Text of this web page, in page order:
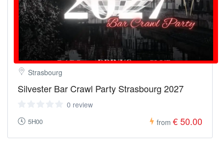
Strasbourg
Silvester Bar Crawl Party Strasbourg 2027
0 review
5H00 from € 50.00